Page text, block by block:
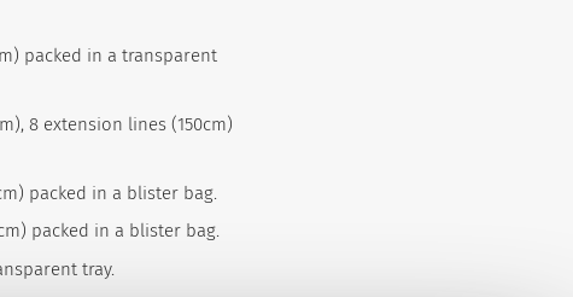
packed in a transparent
8 extension lines (150cm)
packed in a blister bag.
packed in a blister bag.
tray.